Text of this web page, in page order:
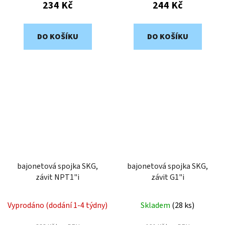
234 Kč
DO KOŠÍKU
244 Kč
DO KOŠÍKU
bajonetová spojka SKG,
závit NPT1"i
Vyprodáno (dodání 1-4 týdny)
bajonetová spojka SKG,
závit G1"i
Skladem (28 ks)